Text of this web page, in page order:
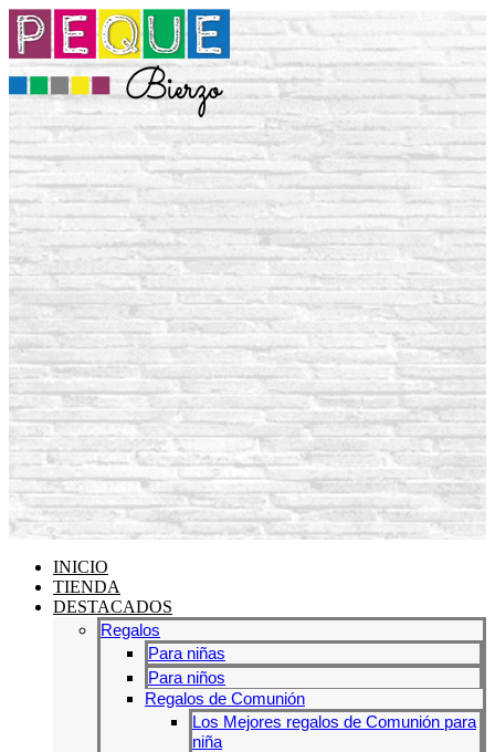
INICIO
TIENDA
DESTACADOS
Regalos
Para niñas
Para niños
Regalos de Comunión
Los Mejores regalos de Comunión para
niña